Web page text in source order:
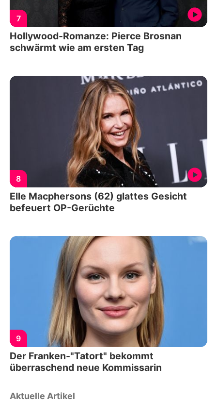
7
Hollywood-Romanze: Pierce Brosnan
schwärmt wie am ersten Tag
8
Elle Macphersons (62) glattes Gesicht
befeuert OP-Gerüchte
9
Der Franken-"Tatort" bekommt
überraschend neue Kommissarin
Aktuelle Artikel